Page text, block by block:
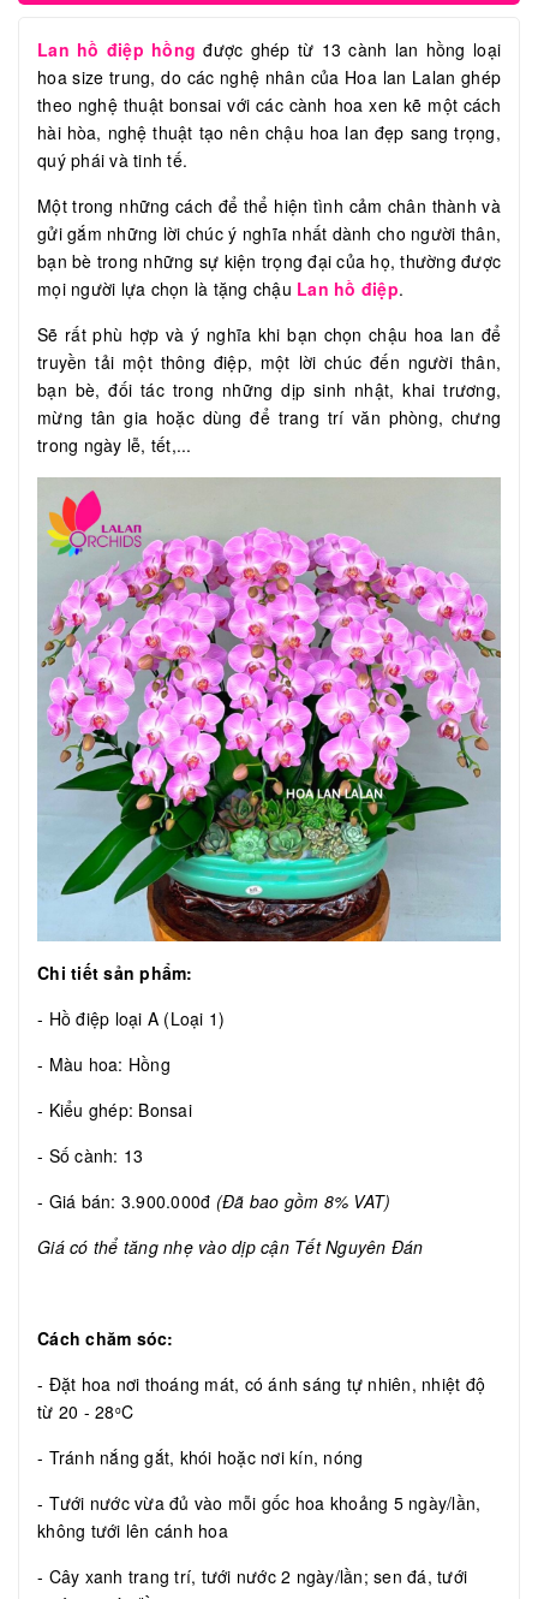
Lan hồ điệp hồng được ghép từ 13 cành lan hồng loại
hoa size trung, do các nghệ nhân của Hoa lan Lalan ghép
theo nghệ thuật bonsai với các cành hoa xen kẽ một cách
hài hòa, nghệ thuật tạo nên chậu hoa lan đẹp sang trọng,
quý phái và tinh tế.
Một trong những cách để thể hiện tình cảm chân thành và
gửi gắm những lời chúc ý nghĩa nhất dành cho người thân,
bạn bè trong những sự kiện trọng đại của họ, thường được
mọi người lựa chọn là tặng chậu Lan hồ điệp.
Sẽ rất phù hợp và ý nghĩa khi bạn chọn chậu hoa lan để
truyền tải một thông điệp, một lời chúc đến người thân,
bạn bè, đối tác trong những dịp sinh nhật, khai trương,
mừng tân gia hoặc dùng để trang trí văn phòng, chưng
trong ngày lễ, tết,...
Chi tiết sản phẩm:
- Hồ điệp loại A (Loại 1)
- Màu hoa: Hồng
- Kiểu ghép: Bonsai
- Số cành: 13
- Giá bán: 3.900.000đ (Đã bao gồm 8% VAT)
Giá có thể tăng nhẹ vào dịp cận Tết Nguyên Đán
Cách chăm sóc:
- Đặt hoa nơi thoáng mát, có ánh sáng tự nhiên, nhiệt độ
từ 20 - 28oC
- Tránh nắng gắt, khói hoặc nơi kín, nóng
- Tưới nước vừa đủ vào mỗi gốc hoa khoảng 5 ngày/lần,
không tưới lên cánh hoa
- Cây xanh trang trí, tưới nước 2 ngày/lần; sen đá, tưới